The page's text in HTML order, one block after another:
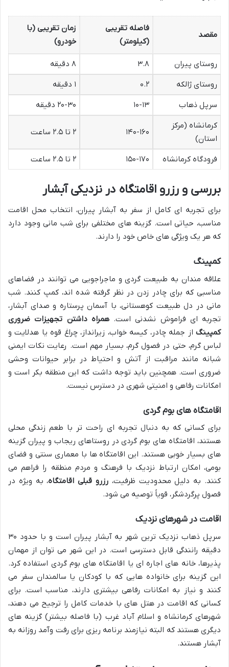
مقصد
فاصله تقریبی
(کیلومتر)
زمان تقریبی (با
خودرو)
روستای پیران ۳.۸
۸ دقیقه
روستای ژالکه
۰.۲
۱ دقیقه
سرپل ذهاب
۱۰-۱۳
۲۰-۳۰ دقیقه
کرمانشاه (مرکز
استان)
۱۴۰-۱۶۰ ۲ تا ۲.۵ ساعت
فرودگاه کرمانشاه ۱۵۰-۱۷۰ ۲ تا ۲.۵ ساعت
بررسی و رزرو اقامتگاه در نزدیکی آبشار
برای تجربه ای کامل از سفر به آبشار پیران، انتخاب محل اقامت
مناسب، حیاتی است. گزینه های مختلفی برای شب مانی وجود دارد
که هر یک ویژگی های خاص خود را دارند.
کمپینگ
علاقه مندان به طبیعت گردی و ماجراجویی می توانند در فضاهای
مناسبی که برای چادر زدن در نظر گرفته شده اند، کمپ کنند. شب
مانی در دل طبیعت کوهستانی، با آسمان پرستاره و صدای آبشار،
تجربه ای فراموش نشدنی است.همراه داشتن تجهیزات ضروری
کمپینگ از جمله چادر، کیسه خواب، زیرانداز، چراغ قوه یا هدلایت و
لباس گرم، حتی در فصول گرم، بسیار مهم است. رعایت نکات ایمنی
شبانه مانند مراقبت از آتش و احتیاط در برابر حیوانات وحشی
ضروری است. همچنین باید توجه داشت که این منطقه بکر است و
امکانات رفاهی و امنیتی شهری در دسترس نیست.
اقامتگاه های بوم گردی
برای کسانی که به دنبال تجربه ای راحت تر با طعم زندگی محلی
هستند، اقامتگاه های بوم گردی در روستاهای ریجاب و پیران گزینه
های بسیار خوبی هستند. این اقامتگاه ها با معماری سنتی و فضای
بومی، امکان ارتباط نزدیک با فرهنگ و مردم منطقه را فراهم می
کنند. به دلیل محدودیت ظرفیت، رزرو قبلی اقامتگاه، به ویژه در
فصول پرگردشگر، قویاً توصیه می شود.
اقامت در شهرهای نزدیک
سرپل ذهاب نزدیک ترین شهر به آبشار پیران است و با حدود ۳۰
دقیقه رانندگی قابل دسترسی است. در این شهر می توان از مهمان
پذیرها، خانه های اجاره ای یا اقامتگاه های بوم گردی استفاده کرد.
این گزینه برای خانواده هایی که با کودکان یا سالمندان سفر می
کنند و نیاز به امکانات رفاهی بیشتری دارند، مناسب است. برای
کسانی که اقامت در هتل های با خدمات کامل را ترجیح می دهند،
شهرهای کرمانشاه و اسلام آباد غرب (با فاصله بیشتر) گزینه های
دیگری هستند که البته نیازمند برنامه ریزی برای رفت وآمد روزانه به
آبشار هستند.